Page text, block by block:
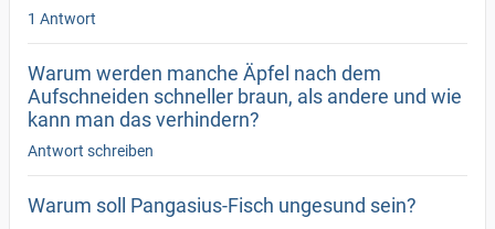
1 Antwort
Warum werden manche Äpfel nach dem
Aufschneiden schneller braun, als andere und wie
kann man das verhindern?
Antwort schreiben
Warum soll Pangasius-Fisch ungesund sein?